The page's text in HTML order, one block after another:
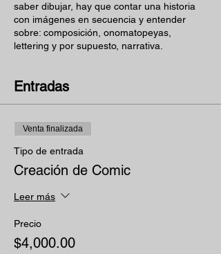
saber dibujar, hay que contar una historia
con imágenes en secuencia y entender
sobre: composición, onomatopeyas,
lettering y por supuesto, narrativa.
Entradas
Venta finalizada
Tipo de entrada
Creación de Comic
Leer más
Precio
$4,000.00